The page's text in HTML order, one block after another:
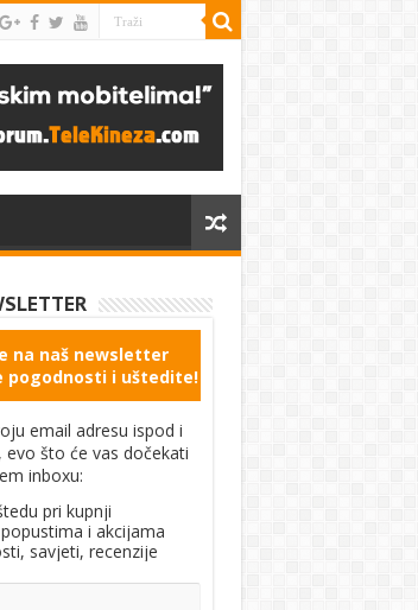
na naš newsletter
pogodnosti i uštedite!
email adresu ispod i
evo što će vas dočekati
inboxu:
pri kupnji
i akcijama
savjeti, recenzije